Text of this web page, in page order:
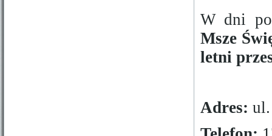
W dni
Msze
letni
Adres: